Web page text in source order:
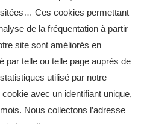
Ces cookies permettant
de la fréquentation à partir
site sont améliorés en
par telle ou telle page auprès de
utilisé par notre
avec un identifiant unique,
Nous collectons l’adresse